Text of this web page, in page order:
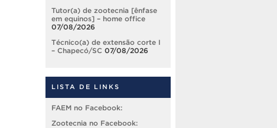
Tutor(a) de zootecnia [ênfase
em equinos] – home office
07/08/2026
Técnico(a) de extensão corte I
– Chapecó/SC 07/08/2026
LISTA DE LINKS
FAEM no Facebook:
Zootecnia no Facebook: